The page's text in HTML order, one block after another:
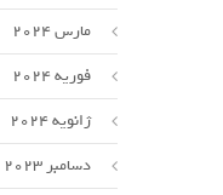
مارس 2024
فوریه 2024
ژانویه 2024
دسامبر 2023